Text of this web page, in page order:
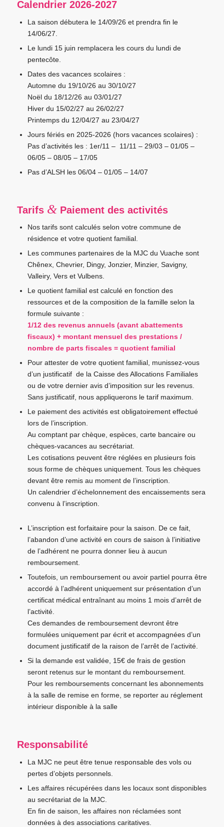
Calendrier 2026-2027
La saison débutera le 14/09/26 et prendra fin le
14/06/27.
Le lundi 15 juin remplacera les cours du lundi de
pentecôte.
Dates des vacances scolaires :
Automne du 19/10/26 au 30/10/27
Noël du 18/12/26 au 03/01/27
Hiver du 15/02/27 au 26/02/27
Printemps du 12/04/27 au 23/04/27
Jours fériés en 2025-2026 (hors vacances scolaires) :
Pas d’activités les : 1er/11 – 11/11 – 29/03 – 01/05 –
06/05 – 08/05 – 17/05
Pas d’ALSH les 06/04 – 01/05 – 14/07
Tarifs &Paiement des activités
Nos tarifs sont calculés selon votre commune de
résidence et votre quotient familial.
Les communes partenaires de la MJC du Vuache sont
Chênex, Chevrier, Dingy, Jonzier, Minzier, Savigny,
Valleiry, Vers et Vulbens.
Le quotient familial est calculé en fonction des
ressources et de la composition de la famille selon la
formule suivante :
1/12 des revenus annuels (avant abattements
fiscaux) + montant mensuel des prestations /
nombre de parts fiscales = quotient familial
Pour attester de votre quotient familial, munissez-vous
d’un justificatif de la Caisse des Allocations Familiales
ou de votre dernier avis d’imposition sur les revenus.
Sans justificatif, nous appliquerons le tarif maximum.
Le paiement des activités est obligatoirement effectué
lors de l’inscription.
Au comptant par chèque, espèces, carte bancaire ou
chèques-vacances au secrétariat.
Les cotisations peuvent être réglées en plusieurs fois
sous forme de chèques uniquement. Tous les chèques
devant être remis au moment de l’inscription.
Un calendrier d’échelonnement des encaissements sera
convenu à l’inscription.
L’inscription est forfaitaire pour la saison. De ce fait,
l’abandon d’une activité en cours de saison à l’initiative
de l’adhérent ne pourra donner lieu à aucun
remboursement.
Toutefois, un remboursement ou avoir partiel pourra être
accordé à l’adhérent uniquement sur présentation d’un
certificat médical entraînant au moins 1 mois d’arrêt de
l’activité.
Ces demandes de remboursement devront être
formulées uniquement par écrit et accompagnées d’un
document justificatif de la raison de l’arrêt de l’activité.
Si la demande est validée, 15€ de frais de gestion
seront retenus sur le montant du remboursement.
Pour les remboursements concernant les abonnements
à la salle de remise en forme, se reporter au réglement
intérieur disponible à la salle
Responsabilité
La MJC ne peut être tenue responsable des vols ou
pertes d’objets personnels.
Les affaires récupérées dans les locaux sont disponibles
au secrétariat de la MJC.
En fin de saison, les affaires non réclamées sont
données à des associations caritatives.